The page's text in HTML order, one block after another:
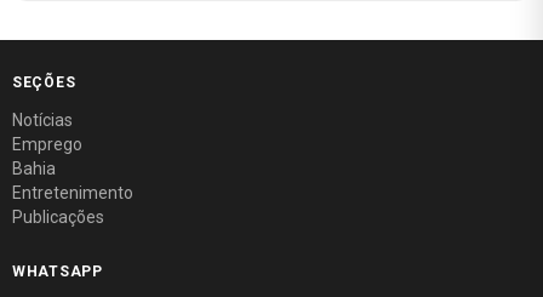
SEÇÕES
Notícias
Emprego
Bahia
Entretenimento
Publicações
WHATSAPP